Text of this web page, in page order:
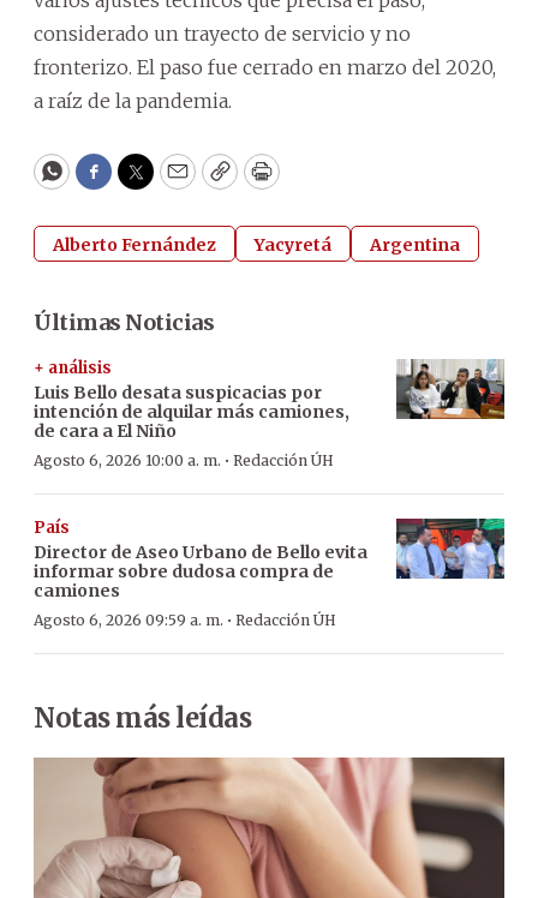
considerado un trayecto de servicio y no
fronterizo. El paso fue cerrado en marzo del 2020,
a raíz de la pandemia.
WhatsApp
Facebook
Twitter
EmailCopyPrint
Alberto Fernández Yacyretá Argentina
Últimas Noticias
+ análisis
Luis Bello desata suspicacias por
intención de alquilar más camiones,
de cara a El Niño
Agosto 6, 2026 10:00 a. m. · Redacción ÚH
País
Director de Aseo Urbano de Bello evita
informar sobre dudosa compra de
camiones
Agosto 6, 2026 09:59 a. m. · Redacción ÚH
Notas más leídas